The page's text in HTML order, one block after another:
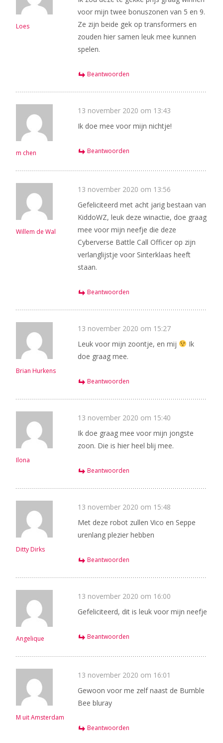
Loes
voor mijn twee bonuszonen van 5 en 9.
Ze zijn beide gek op transformers en
zouden hier samen leuk mee kunnen
spelen.
Beantwoorden
m chen
13 november 2020 om 13:43
Ik doe mee voor mijn nichtje!
Beantwoorden
Willem de Wal
13 november 2020 om 13:56
Gefeliciteerd met acht jarig bestaan van
KiddoWZ, leuk deze winactie, doe graag
mee voor mijn neefje die deze
Cyberverse Battle Call Officer op zijn
verlanglijstje voor Sinterklaas heeft
staan.
Beantwoorden
Brian Hurkens
13 november 2020 om 15:27
Leuk voor mijn zoontje, en mij
Ik
doe graag mee.
Beantwoorden
Ilona
13 november 2020 om 15:40
Ik doe graag mee voor mijn jongste
zoon. Die is hier heel blij mee.
Beantwoorden
Ditty Dirks
13 november 2020 om 15:48
Met deze robot zullen Vico en Seppe
urenlang plezier hebben
Beantwoorden
Angelique
13 november 2020 om 16:00
Gefeliciteerd, dit is leuk voor mijn neefje
Beantwoorden
M uit Amsterdam
13 november 2020 om 16:01
Gewoon voor me zelf naast de Bumble
Bee bluray
Beantwoorden